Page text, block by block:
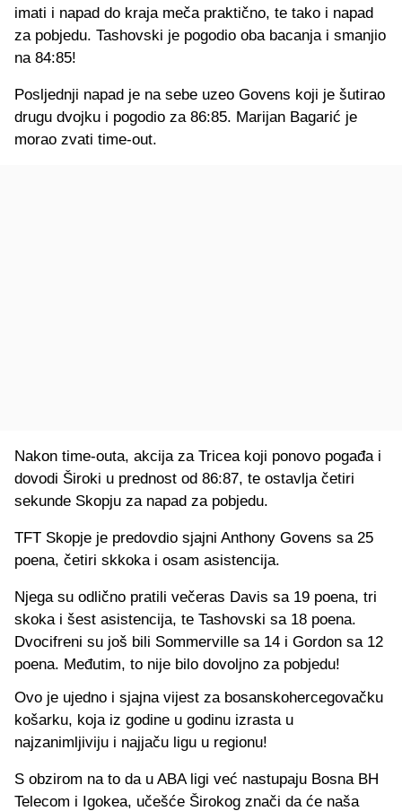
imati i napad do kraja meča praktično, te tako i napad
za pobjedu. Tashovski je pogodio oba bacanja i smanjio
na 84:85!
Posljednji napad je na sebe uzeo Govens koji je šutirao
drugu dvojku i pogodio za 86:85. Marijan Bagarić je
morao zvati time-out.
Nakon time-outa, akcija za Tricea koji ponovo pogađa i
dovodi Široki u prednost od 86:87, te ostavlja četiri
sekunde Skopju za napad za pobjedu.
TFT Skopje je predovdio sjajni Anthony Govens sa 25
poena, četiri skkoka i osam asistencija.
Njega su odlično pratili večeras Davis sa 19 poena, tri
skoka i šest asistencija, te Tashovski sa 18 poena.
Dvocifreni su još bili Sommerville sa 14 i Gordon sa 12
poena. Međutim, to nije bilo dovoljno za pobjedu!
Ovo je ujedno i sjajna vijest za bosanskohercegovačku
košarku, koja iz godine u godinu izrasta u
najzanimljiviju i najjaču ligu u regionu!
S obzirom na to da u ABA ligi već nastupaju Bosna BH
Telecom i Igokea, učešće Širokog znači da će naša